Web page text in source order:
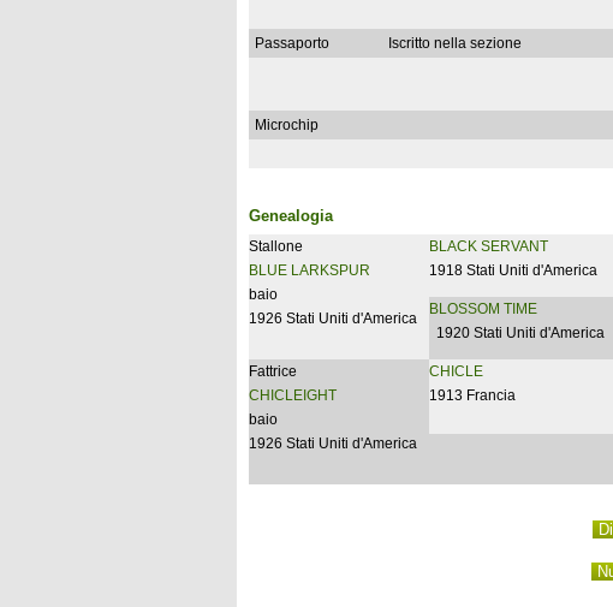
Passaporto Iscritto nella sezione
Microchip
Genealogia
Stallone
BLUE LARKSPUR
baio
1926 Stati Uniti d'America
BLACK SERVANT
1918 Stati Uniti d'America
BLOSSOM TIME
1920 Stati Uniti d'America
Fattrice
CHICLEIGHT
baio
1926 Stati Uniti d'America
CHICLE
1913 Francia